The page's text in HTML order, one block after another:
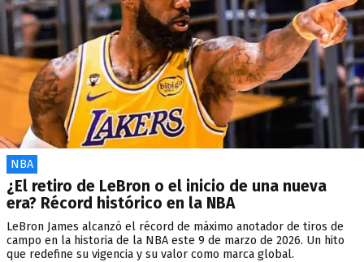
NBA
¿El retiro de LeBron o el inicio de una nueva
era? Récord histórico en la NBA
LeBron James alcanzó el récord de máximo anotador de tiros de
campo en la historia de la NBA este 9 de marzo de 2026. Un hito
que redefine su vigencia y su valor como marca global.